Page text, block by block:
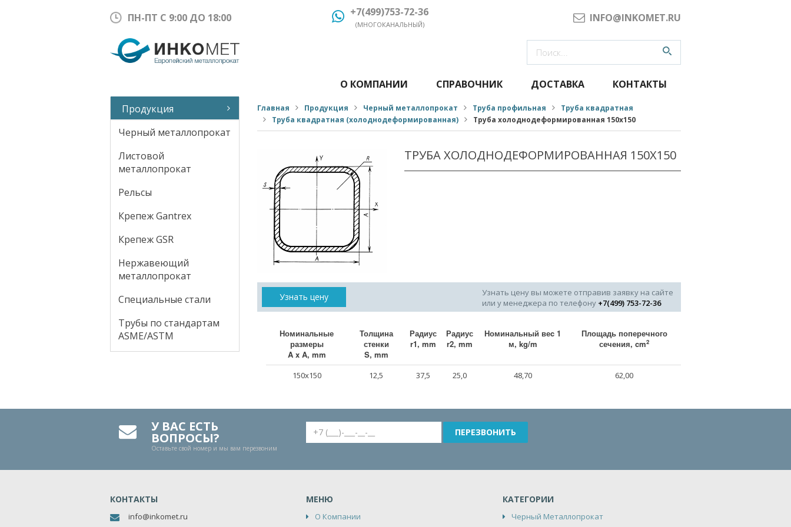
ПН-ПТ С 9:00 ДО 18:00 +7(499)753-72-36
(МНОГОКАНАЛЬНЫЙ)
INFO@INKOMET.RU
Продукция
Черный металлопрокат
Листовой
металлопрокат
Рельсы
Крепеж Gantrex
Крепеж GSR
Нержавеющий
металлопрокат
Специальные стали
Трубы по стандартам
ASME/ASTM
О КОМПАНИИ СПРАВОЧНИК ДОСТАВКА КОНТАКТЫ
Главная Продукция Черный металлопрокат Труба профильная
Труба квадратная
Труба квадратная (холоднодеформированная)
Труба холоднодеформированная 150x150
ТРУБА ХОЛОДНОДЕФОРМИРОВАННАЯ 150X150
Узнать цену
Узнать цену вы можете отправив заявку на сайте
или у менеджера по телефону +7(499) 753-72-36
Номинальные
размеры
A x A, mm
Толщина
стенки
S, mm
Радиус
r1, mm
Радиус
r2, mm
Номинальный веc 1
м, kg/m
Площадь поперечного
сечения, cm2
150x150 12,5 37,5 25,0 48,70 62,00
У ВАС ЕСТЬ
ВОПРОСЫ?
Оставьте свой номер и мы вам перезвоним
КОНТАКТЫ
info@inkomet.ru
МЕНЮ
О Компании
КАТЕГОРИИ
Черный Металлопрокат